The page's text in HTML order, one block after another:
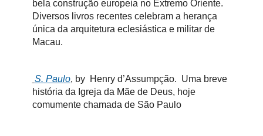
bela construção europeia no Extremo Oriente.
Diversos livros recentes celebram a herança
única da arquitetura eclesiástica e militar de
Macau.
S. Paulo, by Henry d’Assumpção. Uma breve
história da Igreja da Mãe de Deus, hoje
comumente chamada de São Paulo